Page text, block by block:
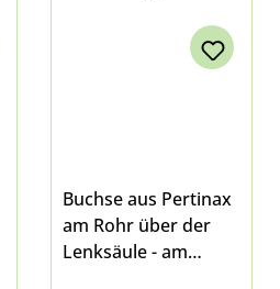
Buchse aus Pertinax
am Rohr über der
Lenksäule - am